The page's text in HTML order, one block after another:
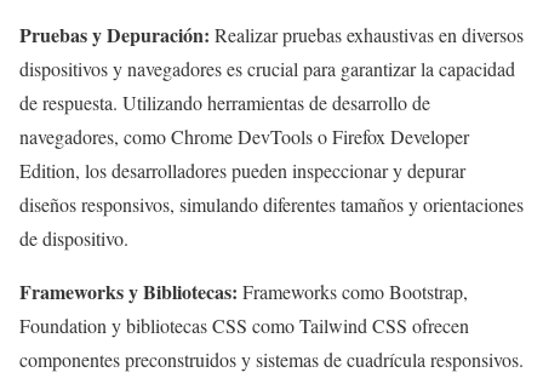
Pruebas y Depuración: Realizar pruebas exhaustivas en diversos
dispositivos y navegadores es crucial para garantizar la capacidad
de respuesta. Utilizando herramientas de desarrollo de
navegadores, como Chrome DevTools o Firefox Developer
Edition, los desarrolladores pueden inspeccionar y depurar
diseños responsivos, simulando diferentes tamaños y orientaciones
de dispositivo.
Frameworks y Bibliotecas: Frameworks como Bootstrap,
Foundation y bibliotecas CSS como Tailwind CSS ofrecen
componentes preconstruidos y sistemas de cuadrícula responsivos.